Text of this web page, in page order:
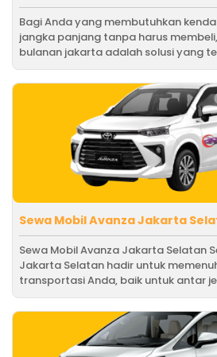
Bagi Anda yang membutuhkan
jangka panjang tanpa harus
bulanan jakarta adalah solusi yang
Sewa Mobil Avanza Jakarta
Sewa Mobil Avanza Jakarta Selatan
Jakarta Selatan hadir untuk
transportasi Anda, baik untuk antar